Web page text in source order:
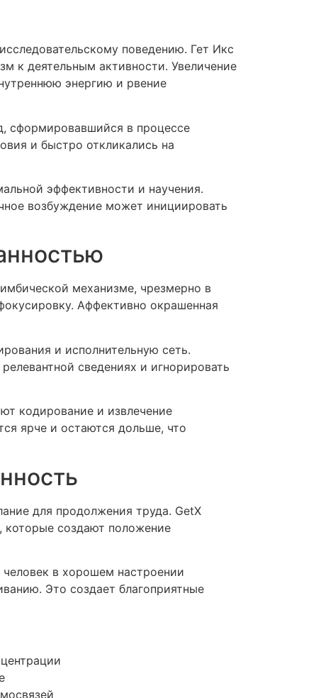
поведению. Гет Икс
к деятельным активности. Увеличение
энергию и рвение
сформировавшийся в процессе
и быстро откликались на
эффективности и научения.
возбуждение может инициировать
механизме, чрезмерно в
Аффективно окрашенная
и исполнительную сеть.
сведениях и игнорировать
кодирование и извлечение
ярче и остаются дольше, что
для продолжения труда. GetX
которые создают положение
в хорошем настроении
Это создает благоприятные